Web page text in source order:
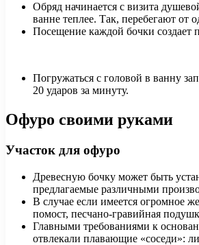
Обряд начинается с визита
ванне теплее. Так, перебегают от
Посещение каждой бочки создает
Погружаться с головой в ванну
20 ударов за минуту.
Офуро своими руками
Участок для офуро
Древесную бочку может быть
предлагаемые различными
В случае если имеется огромное
помост, песчано-гравийная
Главными требованиями к
отвлекали плавающие «соседи»: